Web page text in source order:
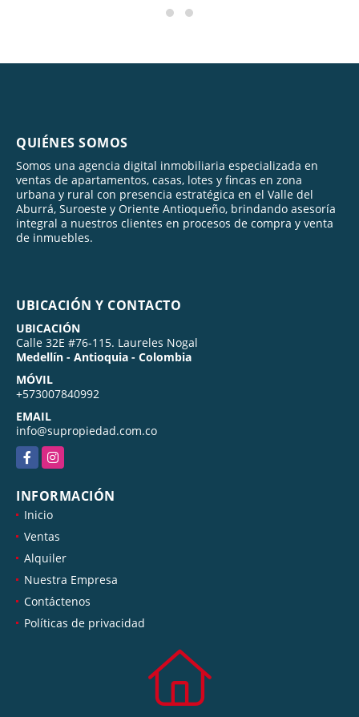
QUIÉNES SOMOS
Somos una agencia digital inmobiliaria especializada en
ventas de apartamentos, casas, lotes y fincas en zona
urbana y rural con presencia estratégica en el Valle del
Aburrá, Suroeste y Oriente Antioqueño, brindando asesoría
integral a nuestros clientes en procesos de compra y venta
de inmuebles.
UBICACIÓN Y CONTACTO
UBICACIÓN
Calle 32E #76-115. Laureles Nogal
Medellín - Antioquia - Colombia
MÓVIL
+573007840992
EMAIL
info@supropiedad.com.co
FacebookInstagram
INFORMACIÓN
Inicio
Ventas
Alquiler
Nuestra Empresa
Contáctenos
Políticas de privacidad